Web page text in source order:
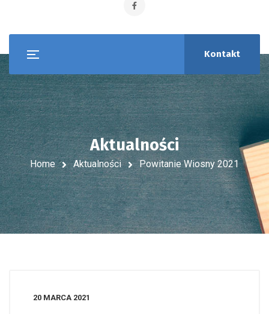
Kontakt
Aktualności
Home Aktualności Powitanie Wiosny 2021
20 MARCA 2021